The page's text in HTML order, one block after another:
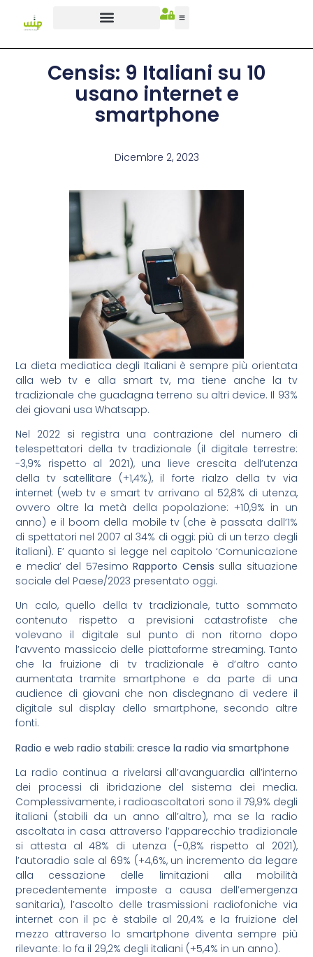
Censis: 9 Italiani su 10
usano internet e
smartphone
Dicembre 2, 2023
La dieta mediatica degli Italiani è sempre più orientata
alla web tv e alla smart tv, ma tiene anche la tv
tradizionale che guadagna terreno su altri device. Il 93%
dei giovani usa Whatsapp.
Nel 2022 si registra una contrazione del numero di
telespettatori della tv tradizionale (il digitale terrestre:
-3,9% rispetto al 2021), una lieve crescita dell’utenza
della tv satellitare (+1,4%), il forte rialzo della tv via
internet (web tv e smart tv arrivano al 52,8% di utenza,
ovvero oltre la metà della popolazione: +10,9% in un
anno) e il boom della mobile tv (che è passata dall’1%
di spettatori nel 2007 al 34% di oggi: più di un terzo degli
italiani). E’ quanto si legge nel capitolo ‘Comunicazione
e media’ del 57esimoRapporto Censis sulla situazione
sociale del Paese/2023 presentato oggi.
Un calo, quello della tv tradizionale, tutto sommato
contenuto rispetto a previsioni catastrofiste che
volevano il digitale sul punto di non ritorno dopo
l’avvento massiccio delle piattaforme streaming. Tanto
che la fruizione di tv tradizionale è d’altro canto
aumentata tramite smartphone e da parte di una
audience di giovani che non disdegnano di vedere il
digitale sul display dello smartphone, secondo altre
fonti.
Radio e web radio stabili: cresce la radio via smartphone
La radio continua a rivelarsi all’avanguardia all’interno
dei processi di ibridazione del sistema dei media.
Complessivamente, i radioascoltatori sono il 79,9% degli
italiani (stabili da un anno all’altro), ma se la radio
ascoltata in casa attraverso l’apparecchio tradizionale
si attesta al 48% di utenza (-0,8% rispetto al 2021),
l’autoradio sale al 69% (+4,6%, un incremento da legare
alla cessazione delle limitazioni alla mobilità
precedentemente imposte a causa dell’emergenza
sanitaria), l’ascolto delle trasmissioni radiofoniche via
internet con il pc è stabile al 20,4% e la fruizione del
mezzo attraverso lo smartphone diventa sempre più
rilevante: lo fa il 29,2% degli italiani (+5,4% in un anno).